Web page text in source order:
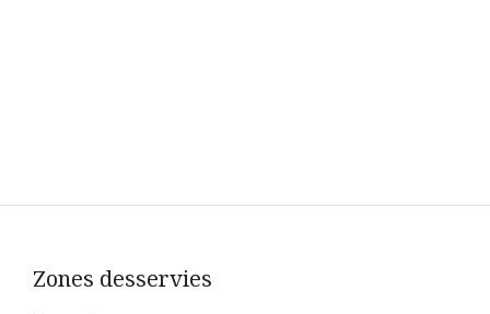
Zones desservies